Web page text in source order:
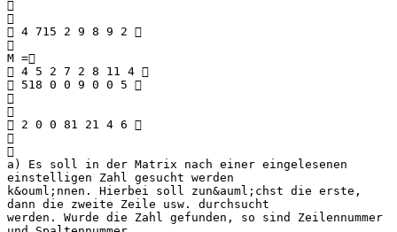


 4 715 2 9 8 9 2 

M =
 4 5 2 7 2 8 11 4 
 518 0 0 9 0 0 5 


 2 0 0 81 21 4 6 


a) Es soll in der Matrix nach einer eingelesenen
einstelligen Zahl gesucht werden
k&ouml;nnen. Hierbei soll zun&auml;chst die erste,
dann die zweite Zeile usw. durchsucht
werden. Wurde die Zahl gefunden, so sind Zeilennummer